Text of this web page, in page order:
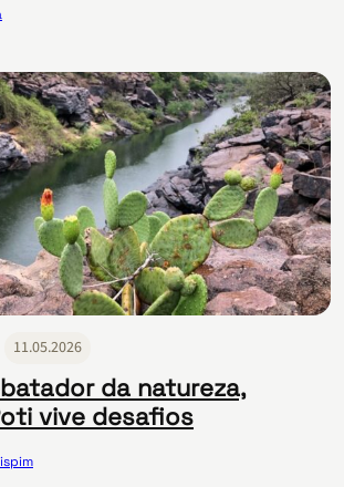
11.05.2026
da natureza,
vive desafios